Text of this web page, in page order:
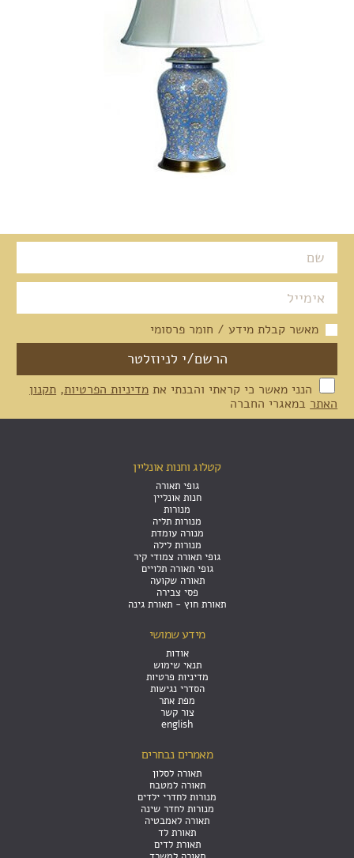
מאשר קבלת מידע / חומר פרסומי
הנני מאשר כי קראתי והבנתי את מדיניות הפרטיות, תקנון
האתר במאגרי החברה
קטלוג וחנות אונליין
גופי תאורה
חנות אונליין
מנורות
מנורות תליה
מנורה עומדת
מנורות לילה
גופי תאורה צמודי קיר
גופי תאורה תלויים
תאורה שקועה
פסי צבירה
תאורת חוץ - תאורת גינה
מידע שמושי
אודות
תנאי שימוש
מדיניות פרטיות
הסדרי נגישות
מפת אתר
צור קשר
english
מאמרים נבחרים
תאורה לסלון
תאורה למטבח
מנורות לחדרי ילדים
מנורות לחדר שינה
תאורה לאמבטיה
תאורת לד
תאורת לדים